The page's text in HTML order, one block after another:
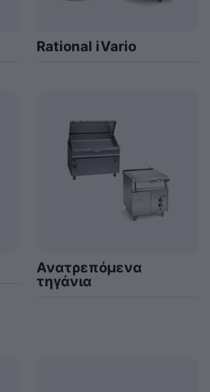
Rational iVario
Ανατρεπόμενα
τηγάνια